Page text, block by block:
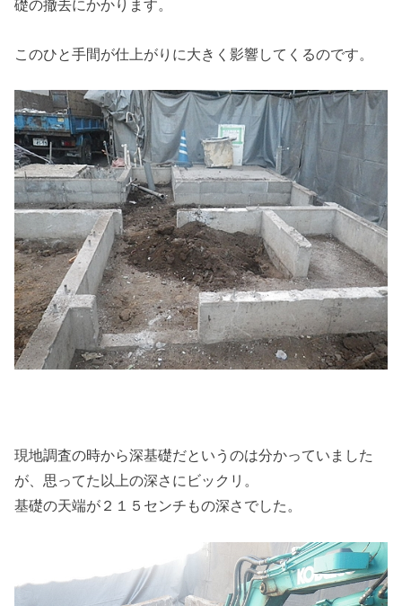
礎の撤去にかかります。
このひと手間が仕上がりに大きく影響してくるのです。
現地調査の時から深基礎だというのは分かっていました
が、思ってた以上の深さにビックリ。
基礎の天端が２１５センチもの深さでした。